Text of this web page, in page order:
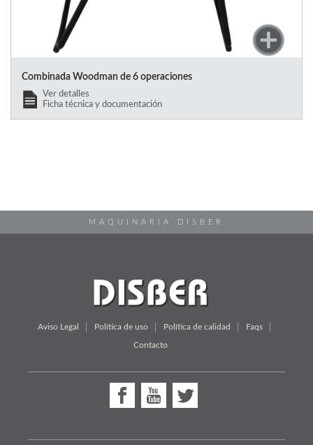
Combinada Woodman de 6 operaciones
Ver detalles
Ficha técnica y documentación
MAQUINARIA DISBER
Aviso Legal Política de uso Política de calidad Faqs
Contacto